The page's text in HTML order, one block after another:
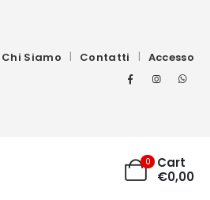
Chi Siamo Contatti Accesso
0
Cart
€0,00